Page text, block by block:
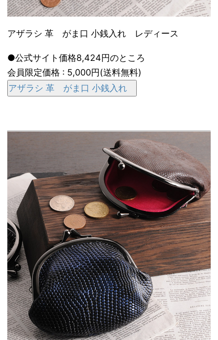
アザラシ 革 がま口 小銭入れ レディース
●公式サイト価格8,424円のところ
会員限定価格 : 5,000円(送料無料)
アザラシ 革 がま口 小銭入れ